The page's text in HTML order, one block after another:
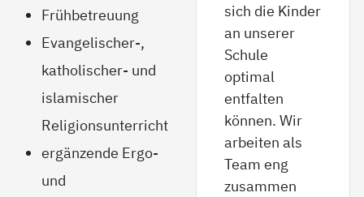
Frühbetreuung
Evangelischer-,
katholischer- und
islamischer
Religionsunterricht
ergänzende Ergo-
und
sich die Kinder
an unserer
Schule
optimal
entfalten
können. Wir
arbeiten als
Team eng
zusammen